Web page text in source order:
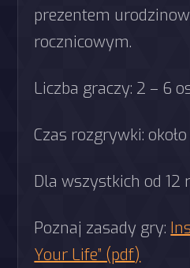
prezentem
rocznicowym.
Liczba graczy: 2 – 6
Czas rozgrywki:
Dla wszystkich od 12
Poznaj zasady gry:
Your Life” (pdf)